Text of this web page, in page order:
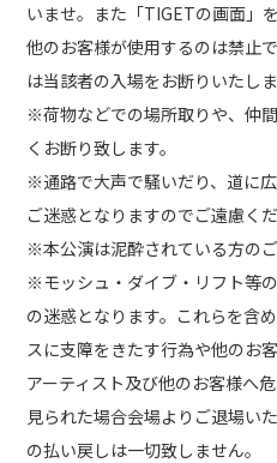
いませ。また「TIGETの画面」
他のお客様が使用するのは禁止
は当該者の入場をお断りいたしま
※荷物などでの場所取りや、仲
くお断り致します。
※通路で大声で騒いだり、道に
ご迷惑となりますのでご遠慮くだ
※本公演は泥酔されている方の
※モッシュ・ダイブ・リフト等
の迷惑となります。これらを含
スに支障をきたす行為や他のお
アーティスト及び他のお客様へ
見られた場合会場よりご退場い
の払い戻しは一切致しません。